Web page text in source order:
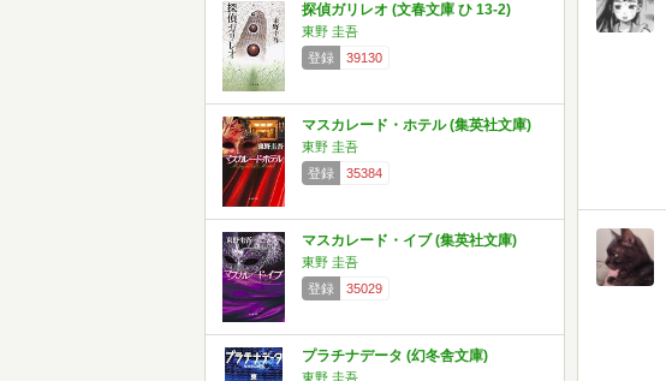
探偵ガリレオ (文春文庫 ひ 13-2)
東野 圭吾
登録
39130
マスカレード・ホテル (集英社文庫)
東野 圭吾
登録
35384
マスカレード・イブ (集英社文庫)
東野 圭吾
登録
35029
プラチナデータ (幻冬舎文庫)
東野 圭吾